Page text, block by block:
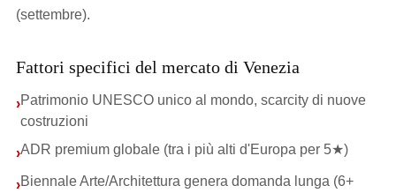
(settembre).
Fattori specifici del mercato di Venezia
›Patrimonio UNESCO unico al mondo, scarcity di nuove
costruzioni
›ADR premium globale (tra i più alti d'Europa per 5★)
›Biennale Arte/Architettura genera domanda lunga (6+